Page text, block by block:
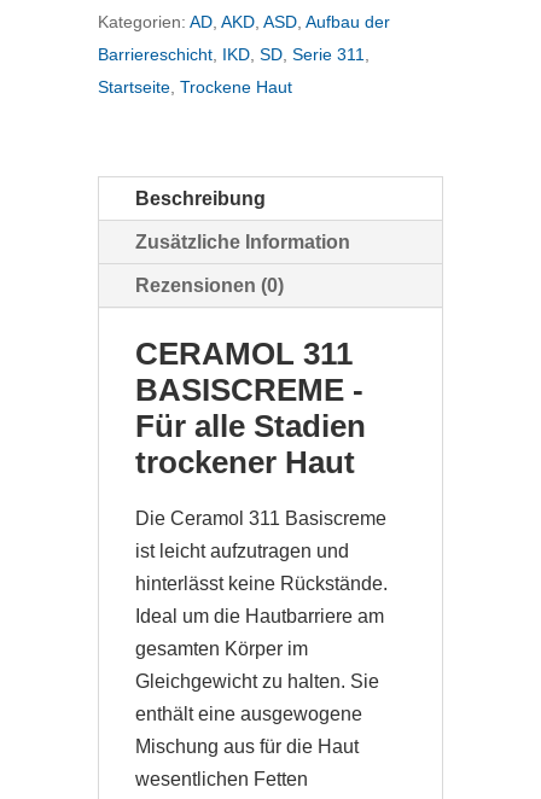
Kategorien: AD, AKD, ASD, Aufbau der
Barriereschicht, IKD, SD, Serie 311
Startseite, Trockene Haut
Beschreibung
Zusätzliche Information
Rezensionen (0)
CERAMOL 311
BASISCREME -
Für alle Stadien
trockener Haut
Die Ceramol 311 Basiscreme
ist leicht aufzutragen und
hinterlässt keine Rückstände.
Ideal um die Hautbarriere am
gesamten Körper im
Gleichgewicht zu halten. Sie
enthält eine ausgewogene
Mischung aus für die Haut
wesentlichen Fetten